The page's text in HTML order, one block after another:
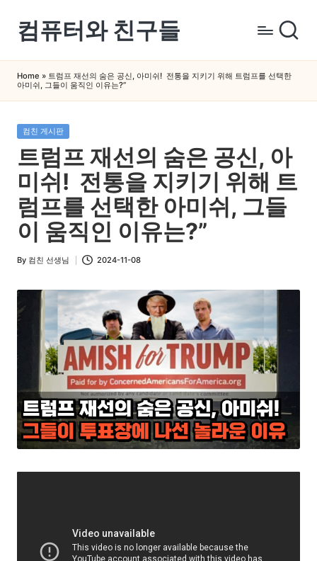
Skip
content
컴퓨터와 친구들
퓨
터
스
마
트
폰
을
쉽
게
배
는
곳
Home » 트럼프 재선의 숨은 공신, 아미쉬! 전통을 지키기 위해 트럼프를 선택한
아미쉬, 그들이 움직인 이유는?”
Posted
in
컴친 게시판
트럼프 재선의 숨은 공신, 아
미쉬! 전통을 지키기 위해 트
럼프를 선택한 아미쉬, 그들
이 움직인 이유는?”
Posted
By 컴친 선생님 2024-11-08